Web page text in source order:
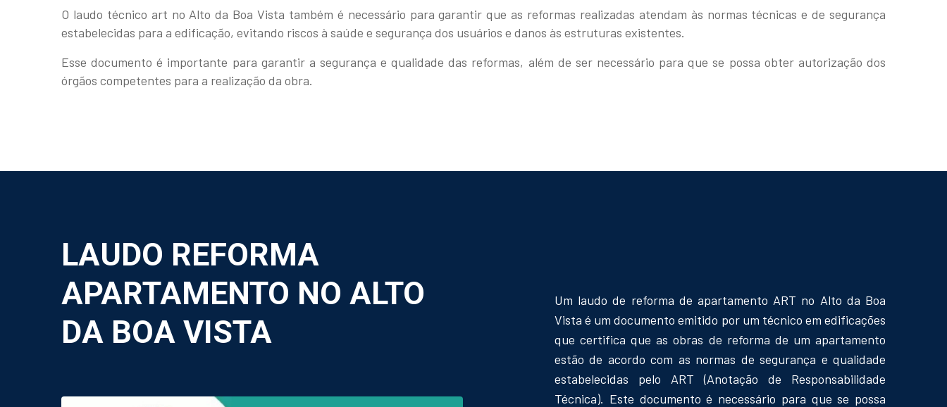
O laudo técnico art no Alto da Boa Vista também é necessário para garantir que as reformas realizadas atendam às normas técnicas e de segurança
estabelecidas para a edificação, evitando riscos à saúde e segurança dos usuários e danos às estruturas existentes.
Esse documento é importante para garantir a segurança e qualidade das reformas, além de ser necessário para que se possa obter autorização dos
órgãos competentes para a realização da obra.
LAUDO REFORMA
APARTAMENTO NO ALTO
DA BOA VISTA
Um laudo de reforma de apartamento ART no Alto da Boa
Vista é um documento emitido por um técnico em edificações
que certifica que as obras de reforma de um apartamento
estão de acordo com as normas de segurança e qualidade
estabelecidas pelo ART (Anotação de Responsabilidade
Técnica). Este documento é necessário para que se possa